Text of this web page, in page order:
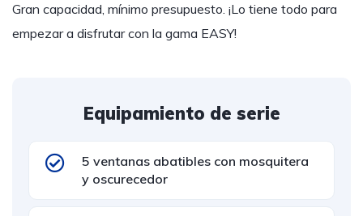
Gran capacidad, mínimo presupuesto. ¡Lo tiene todo para
empezar a disfrutar con la gama EASY!
Equipamiento de serie
5 ventanas abatibles con mosquitera
y oscurecedor